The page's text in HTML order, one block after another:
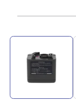
Langsung Ke